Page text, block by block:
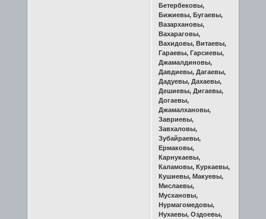
Бетербековы,
Бижиевы, Бугаевы,
Вазархановы,
Вахараговы,
Вахидовы, Витаевы,
Гараевы, Гарсиевы,
Джамалдиновы,
Давдиевы, Дагаевы,
Дадуевы, Дахаевы,
Дешиевы, Дигаевы,
Догаевы,
Джамалхановы,
Завриевы,
Завхаловы,
Зубайраевы,
Ермаковы,
Карнукаевы,
Каламовы, Куркаевы,
Кушиевы, Макуевы,
Мислаевы,
Мусхановы,
Нурмагомедовы,
Нухаевы, Оздоевы,